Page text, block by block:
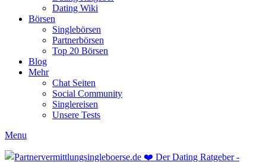
Dating Wiki
Börsen
Singlebörsen
Partnerbörsen
Top 20 Börsen
Blog
Mehr
Chat Seiten
Social Community
Singlereisen
Unsere Tests
Menu